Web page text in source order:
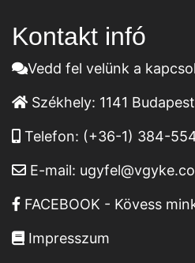
Kontakt infó
Vedd fel velünk a
Székhely: 1141
Telefon: (+36-1) 384-
E-mail:
FACEBOOK - Kövess
Impresszum